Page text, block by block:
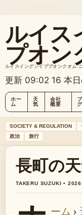
ルイス
プオン
ルイスイングンイププオンクオム
更新 09:02 16 本
ホー
ム
天
気
会社
概要
グ
SOCIETY & REGULATION
政治
旅行
長町の
TAKERU SUZUKI •
ーム ›